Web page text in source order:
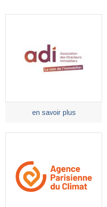
en savoir plus